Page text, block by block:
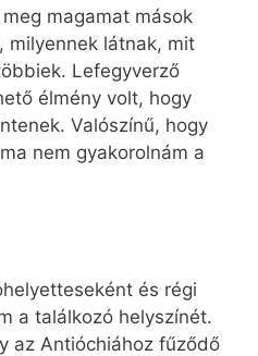
magamat mások
milyennek látnak, mit
Lefegyverző
élmény volt, hogy
Valószínű, hogy
nem gyakorolnám a
és régi
a találkozó helyszínét.
az Antióchiához fűződő